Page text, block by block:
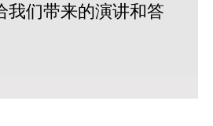
我们带来的演讲和答